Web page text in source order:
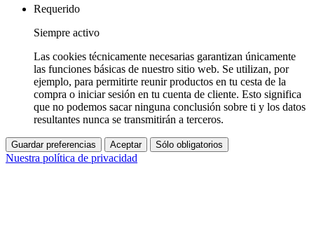
Requerido
Siempre activo
Las cookies técnicamente necesarias garantizan únicamente
las funciones básicas de nuestro sitio web. Se utilizan, por
ejemplo, para permitirte reunir productos en tu cesta de la
compra o iniciar sesión en tu cuenta de cliente. Esto significa
que no podemos sacar ninguna conclusión sobre ti y los datos
resultantes nunca se transmitirán a terceros.
Guardar preferencias Aceptar Sólo obligatorios
Nuestra política de privacidad